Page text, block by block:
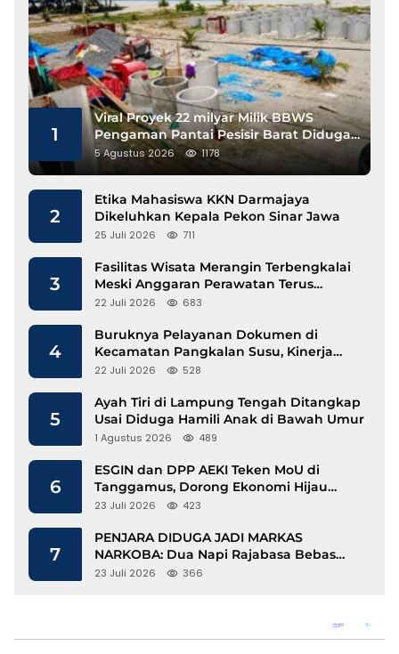
1
Viral Proyek 22 milyar Milik BBWS
Pengaman Pantai Pesisir Barat Diduga
Gunakan Besi Banci
5 Agustus 2026 1178
2
Etika Mahasiswa KKN Darmajaya
Dikeluhkan Kepala Pekon Sinar Jawa
25 Juli 2026 711
3
Fasilitas Wisata Merangin Terbengkalai
Meski Anggaran Perawatan Terus
Mengalir
22 Juli 2026 683
4
Buruknya Pelayanan Dokumen di
Kecamatan Pangkalan Susu, Kinerja
Disdukcapil Langkat Disorot
22 Juli 2026 528
5
Ayah Tiri di Lampung Tengah Ditangkap
Usai Diduga Hamili Anak di Bawah Umur
1 Agustus 2026 489
6
ESGIN dan DPP AEKI Teken MoU di
Tanggamus, Dorong Ekonomi Hijau
Berbasis Kopi dan Perdagangan Karbon
23 Juli 2026 423
7
PENJARA DIDUGA JADI MARKAS
NARKOBA: Dua Napi Rajabasa Bebas
Gunakan HP, Muncul Dugaan
23 Juli 2026 366